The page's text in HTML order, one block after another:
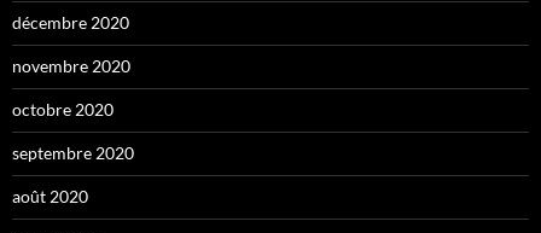
décembre 2020
novembre 2020
octobre 2020
septembre 2020
août 2020